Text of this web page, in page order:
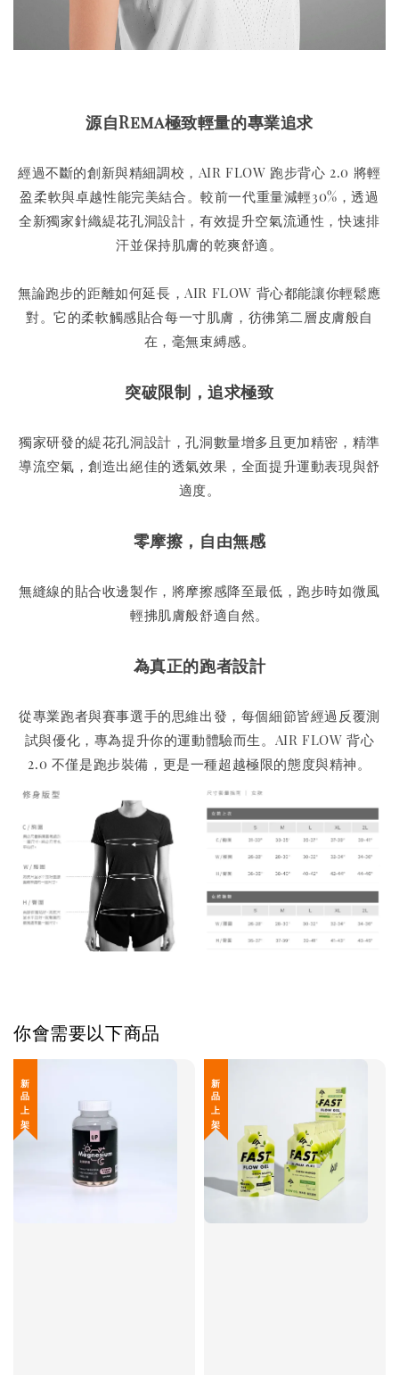
源自Rema極致輕量的專業追求
經過不斷的創新與精細調校，AIR FLOW 跑步背心 2.0 將輕
盈柔軟與卓越性能完美結合。較前一代重量減輕30%，透過
全新獨家針織緹花孔洞設計，有效提升空氣流通性，快速排
汗並保持肌膚的乾爽舒適。
無論跑步的距離如何延長，AIR FLOW 背心都能讓你輕鬆應
對。它的柔軟觸感貼合每一寸肌膚，彷彿第二層皮膚般自
在，毫無束縛感。
突破限制，追求極致
獨家研發的緹花孔洞設計，孔洞數量增多且更加精密，精準
導流空氣，創造出絕佳的透氣效果，全面提升運動表現與舒
適度。
零摩擦，自由無感
無縫線的貼合收邊製作，將摩擦感降至最低，跑步時如微風
輕拂肌膚般舒適自然。
為真正的跑者設計
從專業跑者與賽事選手的思維出發，每個細節皆經過反覆測
試與優化，專為提升你的運動體驗而生。AIR FLOW 背心
2.0 不僅是跑步裝備，更是一種超越極限的態度與精神。
你會需要以下商品
新 品 上 架 新 品 上 架